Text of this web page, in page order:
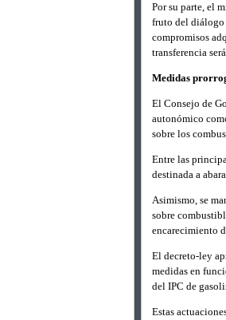
Por su parte, el
fruto del diálogo
compromisos
transferencia
Medidas
El Consejo de
autonómico
sobre los
Entre las
destinada a
Asimismo, se
sobre
encarecimiento
El decreto-ley
medidas en
del IPC de
Estas